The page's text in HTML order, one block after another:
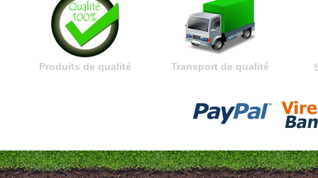
Produits de qualité Transport de qualité